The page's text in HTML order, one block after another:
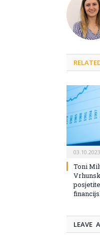
03.10.2023
Toni
LEAVE